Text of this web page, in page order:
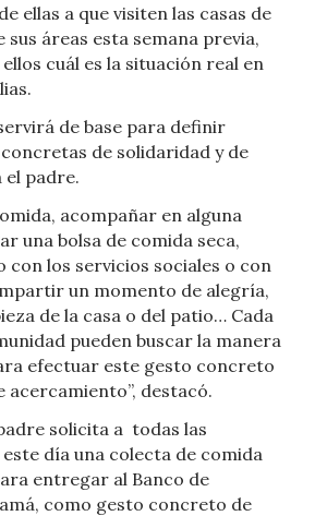
ellas a que visiten las casas de
sus áreas esta semana previa,
cuál es la situación real en
de base para definir
de solidaridad y de
padre.
acompañar en alguna
una bolsa de comida seca,
los servicios sociales o con
un momento de alegría,
de la casa o del patio… Cada
pueden buscar la manera
efectuar este gesto concreto
acercamiento”, destacó.
solicita a todas las
día una colecta de comida
entregar al Banco de
como gesto concreto de